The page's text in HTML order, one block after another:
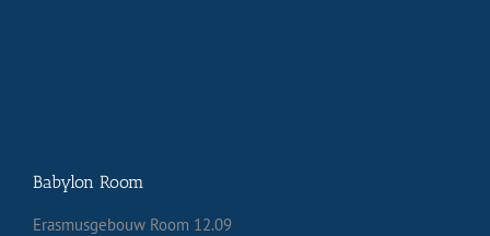
Babylon Room
Erasmusgebouw Room 12.09